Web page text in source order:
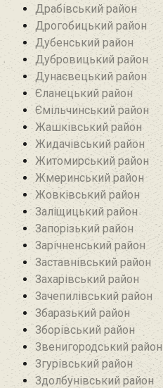
Драбівський район‎
Дрогобицький район
Дубенський район
Дубровицький район‎
Дунаєвецький район
Єланецький район‎
Ємільчинський район
Жашківський район
Жидачівський район
Житомирський район
Жмеринський район
Жовківський район
Заліщицький район‎
Запорізький район
Зарічненський район
Заставнівський район
Захарівський район
Зачепилівський район
Збаразький район‎
Зборівський район
Звенигородський район
Згурівський район
Здолбунівський район‎